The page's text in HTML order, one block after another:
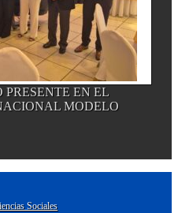
PRESENTE EN EL
MODELO
Sociales